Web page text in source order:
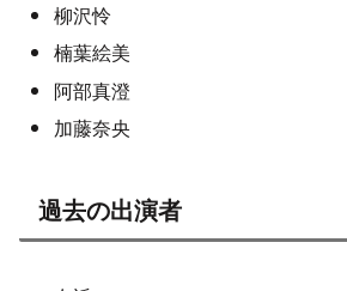
柳沢怜
楠葉絵美
阿部真澄
加藤奈央
過去の出演者